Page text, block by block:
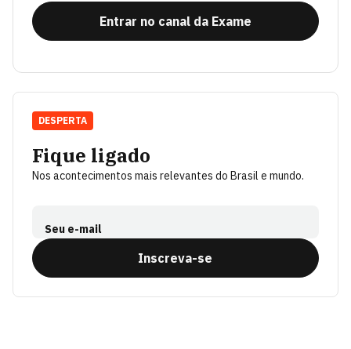
Entrar no canal da Exame
Fique ligado
Nos acontecimentos mais relevantes do Brasil e mundo.
Seu e-mail
Inscreva-se
DESPERTA